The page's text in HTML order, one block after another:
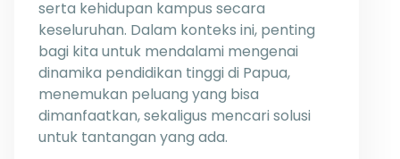
serta kehidupan kampus secara
keseluruhan. Dalam konteks ini, penting
bagi kita untuk mendalami mengenai
dinamika pendidikan tinggi di Papua,
menemukan peluang yang bisa
dimanfaatkan, sekaligus mencari solusi
untuk tantangan yang ada.